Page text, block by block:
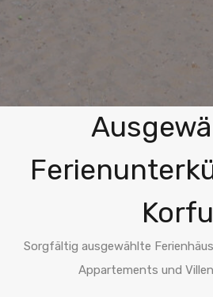
Entdecken Sie
Korfu
Sorgfältig ausgewählte
Appartements und